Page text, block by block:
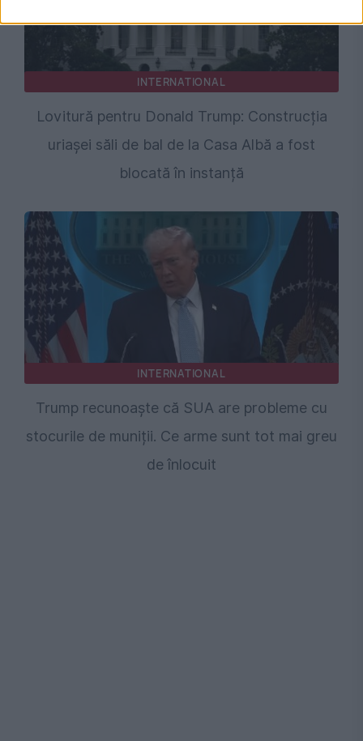
INTERNATIONAL
Lovitură pentru Donald Trump: Construcția
uriașei săli de bal de la Casa Albă a fost
blocată în instanță
INTERNATIONAL
Trump recunoaște că SUA are probleme cu
stocurile de muniții. Ce arme sunt tot mai greu
de înlocuit